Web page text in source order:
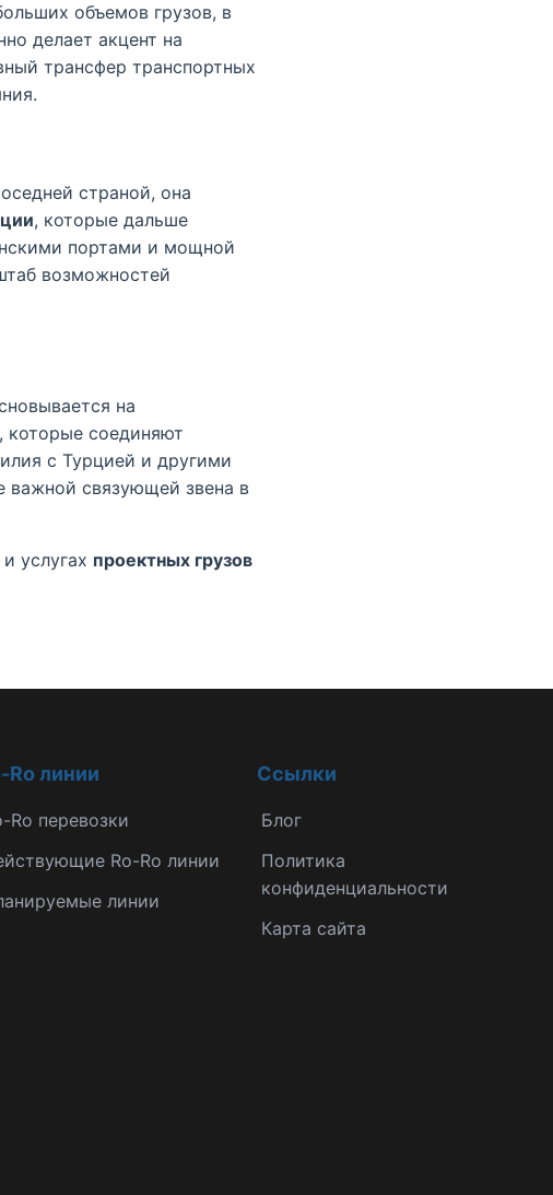
объемов грузов, в
делает акцент на
трансфер транспортных
страной, она
, которые дальше
портами и мощной
возможностей
на
которые соединяют
с Турцией и другими
важной связующей звена в
услугах проектных грузов
Ro линии
Ro перевозки
Ro-Ro линии
линии
Ссылки
Блог
Политика
конфиденциальности
Карта сайта